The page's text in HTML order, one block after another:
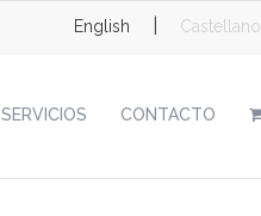
English Castellano
SERVICIOS CONTACTO